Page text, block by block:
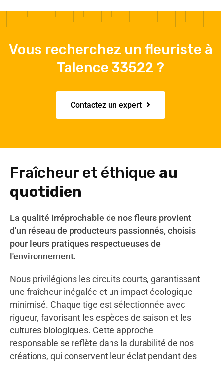
Vous recherchez un fleuriste à
Talence 33522 ?
Contactez un expert
Fraîcheur et éthique au
quotidien
La qualité irréprochable de nos fleurs provient
d'un réseau de producteurs passionnés, choisis
pour leurs pratiques respectueuses de
l'environnement.
Nous privilégions les circuits courts, garantissant
une fraîcheur inégalée et un impact écologique
minimisé. Chaque tige est sélectionnée avec
rigueur, favorisant les espèces de saison et les
cultures biologiques. Cette approche
responsable se reflète dans la durabilité de nos
créations, qui conservent leur éclat pendant des